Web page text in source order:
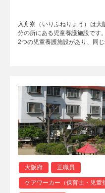
入舟寮（いりふねりょう）は大
分の所にある児童養護施設です
2つの児童養護施設があり、同
大阪府 正職員
ケアワーカー（保育士・児童